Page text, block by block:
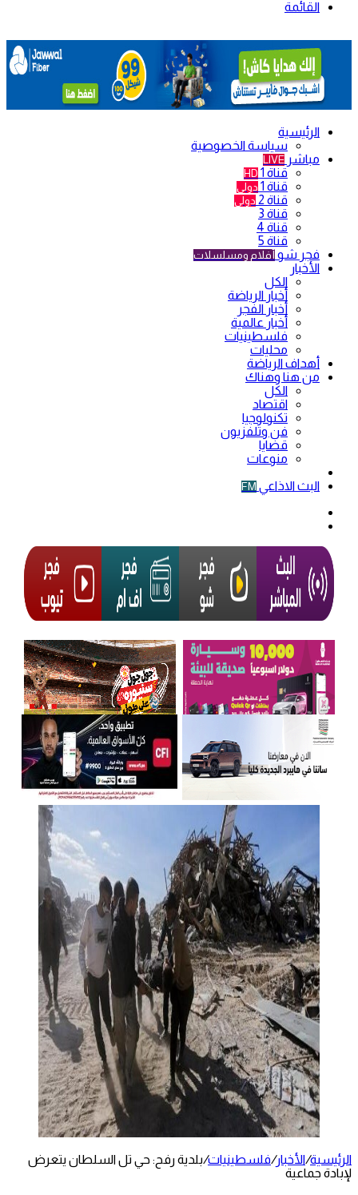
القائمة
الرئيسية
سياسة الخصوصية
مباشر LIVE
قناة 1 HD
قناة 1 دولي
قناة 2 دولي
قناة 3
قناة 4
قناة 5
فجر شو أفلام ومسلسلات
الأخبار
الكل
أخبار الرياضة
أخبار الفجر
أخبار عالمية
فلسطينيات
محليات
أهداف الرياضة
من هنا وهناك
الكل
اقتصاد
تكنولوجيا
فن وتلفزيون
قضايا
منوعات
البث الاذاعي FM
الرئيسية/الأخبار/فلسطينيات/بلدية رفح: حي تل السلطان يتعرض
لإبادة جماعية